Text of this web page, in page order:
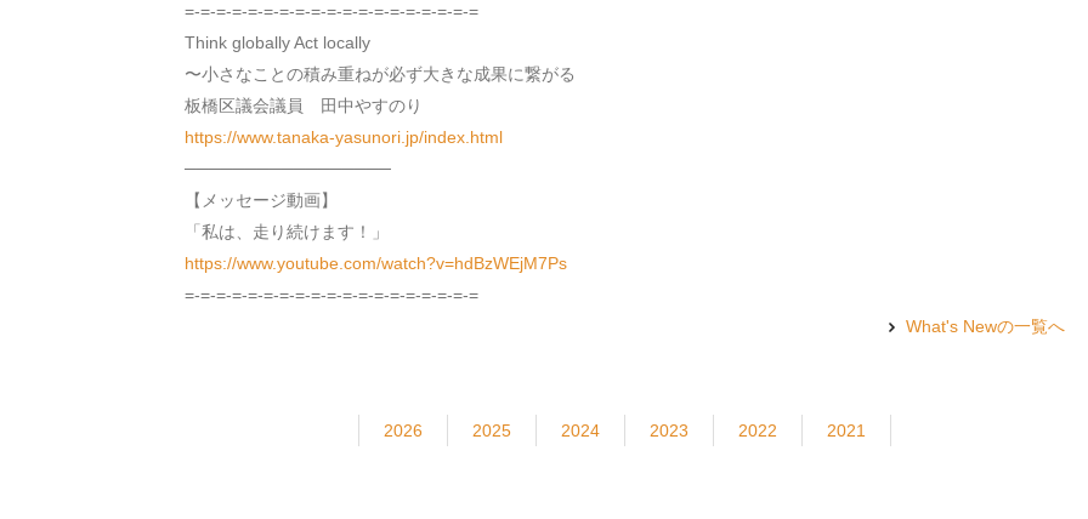
=-=-=-=-=-=-=-=-=-=-=-=-=-=-=-=-=-=-=
Think globally Act locally
〜小さなことの積み重ねが必ず大きな成果に繋がる
板橋区議会議員 田中やすのり
https://www.tanaka-yasunori.jp/index.html
─────────────────
【メッセージ動画】
「私は、走り続けます！」
https://www.youtube.com/watch?v=hdBzWEjM7Ps
=-=-=-=-=-=-=-=-=-=-=-=-=-=-=-=-=-=-=
What's Newの一覧へ
2026 2025 2024 2023 2022 2021